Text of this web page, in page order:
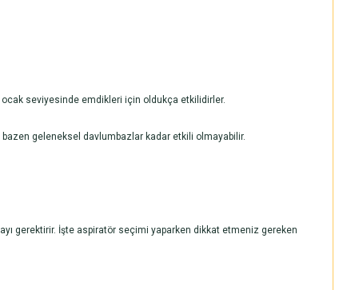
ocak seviyesinde emdikleri için oldukça etkilidirler.
geleneksel davlumbazlar kadar etkili olmayabilir.
gerektirir. İşte aspiratör seçimi yaparken dikkat etmeniz gereken